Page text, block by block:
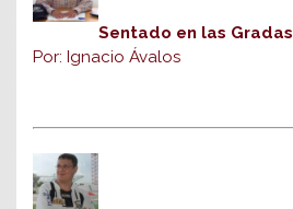
Sentado en las Gradas
Por: Ignacio Ávalos